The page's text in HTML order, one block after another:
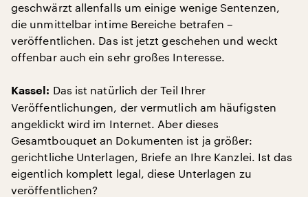
geschwärzt allenfalls um einige wenige Sentenzen,
die unmittelbar intime Bereiche betrafen –
veröffentlichen. Das ist jetzt geschehen und weckt
offenbar auch ein sehr großes Interesse.
Kassel: Das ist natürlich der Teil Ihrer
Veröffentlichungen, der vermutlich am häufigsten
angeklickt wird im Internet. Aber dieses
Gesamtbouquet an Dokumenten ist ja größer:
gerichtliche Unterlagen, Briefe an Ihre Kanzlei. Ist das
eigentlich komplett legal, diese Unterlagen zu
veröffentlichen?